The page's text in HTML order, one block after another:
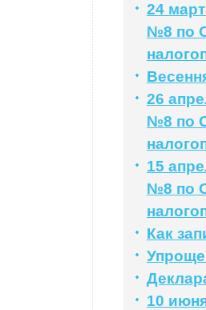
24
№8 по
26
№8 по
15
№8 по
Как
10